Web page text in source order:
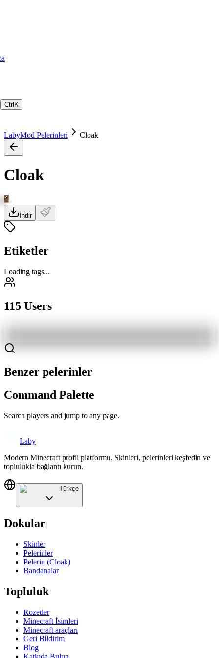
Ctrl K
LabyMod Pelerinleri Cloak
Cloak
İndir
Etiketler
Loading tags...
115 Users
Benzer pelerinler
Command Palette
Search players and jump to any page.
Laby
Modern Minecraft profil platformu. Skinleri, pelerinleri keşfedin ve
toplulukla bağlantı kurun.
Türkçe
Dokular
Skinler
Pelerinler
Pelerin (Cloak)
Bandanalar
Topluluk
Rozetler
Minecraft İsimleri
Minecraft araçları
Geri Bildirim
Blog
Katkıda Bulun